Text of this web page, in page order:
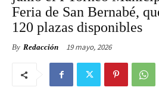
Feria de San Bernabé,
120 plazas disponibles
By Redacción 19 mayo, 2026